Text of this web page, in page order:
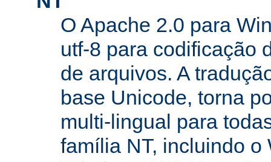
O Apache 2.0 para
utf-8 para codificação
de arquivos. A
base Unicode, torna
multi-lingual para
família NT, incluindo o